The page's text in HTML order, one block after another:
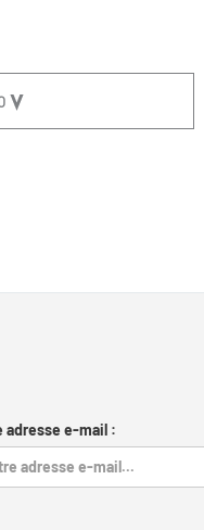
adresse e-mail :